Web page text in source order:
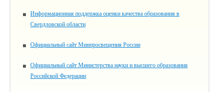
Информационная поддержка оценки качества образования в
Свердловской области
Официальный сайт Минпросвещения России
Официальный сайт Министерства науки и высшего образования
Российской Федерации